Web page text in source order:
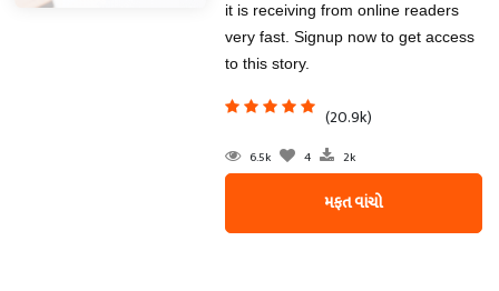
it is receiving from online readers
very fast. Signup now to get access
to this story.
(20.9k)
6.5k 4 2k
મફત વાંચો